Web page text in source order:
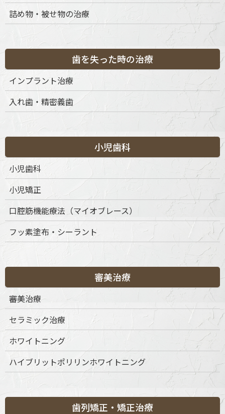
〒151-0063 東京都渋谷区富ケ谷1丁目51-4 代々木八幡メディカ
ルモール4階
ご予約・お問合せ：
インターネット予約：
診療時間 土
9:30-13:30
◎ ◎ ◎ ◎ ◎ ◎ ◎
◎
15:00-19:00
◎
◎
※休診日：不定休
詰め物・被せ物の治療
歯を失った時の治療
インプラント治療
入れ歯・精密義歯
小児歯科
小児歯科
小児矯正
口腔筋機能療法（マイオブレース）
フッ素塗布・シーラント
審美治療
審美治療
セラミック治療
ホワイトニング
ハイブリットポリリンホワイトニング
歯列矯正・矯正治療